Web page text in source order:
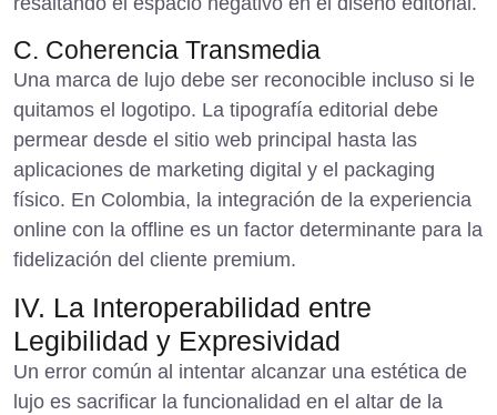
C. Coherencia Transmedia
Una marca de lujo debe ser reconocible incluso si le
quitamos el logotipo. La tipografía editorial debe
permear desde el sitio web principal hasta las
aplicaciones de marketing digital y el packaging
físico. En Colombia, la integración de la experiencia
online con la offline es un factor determinante para la
fidelización del cliente premium.
IV. La Interoperabilidad entre
Legibilidad y Expresividad
Un error común al intentar alcanzar una estética de
lujo es sacrificar la funcionalidad en el altar de la